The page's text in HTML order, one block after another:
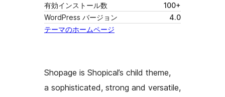
有効インストール数
100+
WordPress バージョン
4.0
テーマのホームページ
Shopage is Shopical’s child theme,
a sophisticated, strong and versatile,